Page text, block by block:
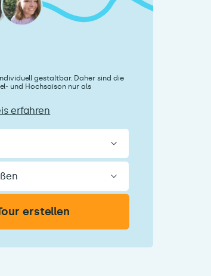
gestaltbar. Daher sind die
und Hochsaison nur als
erfahren